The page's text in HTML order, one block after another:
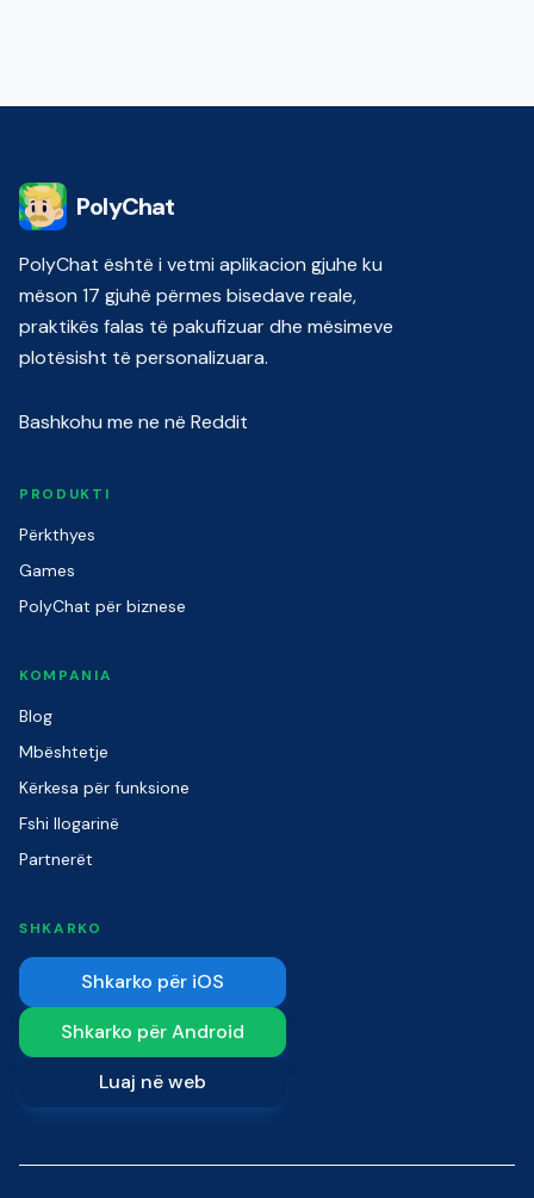
PolyChat
PolyChat është i vetmi aplikacion gjuhe ku
mëson 17 gjuhë përmes bisedave reale,
praktikës falas të pakufizuar dhe mësimeve
plotësisht të personalizuara.
Bashkohu me ne në Reddit
PRODUKTI
Përkthyes
Games
PolyChat për biznese
KOMPANIA
Blog
Mbështetje
Kërkesa për funksione
Fshi llogarinë
Partnerët
SHKARKO
Shkarko për iOS
Shkarko për Android
Luaj në web